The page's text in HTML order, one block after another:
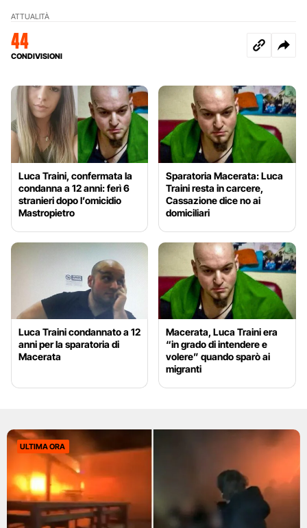
ATTUALITÀ
44
CONDIVISIONI
Luca Traini, confermata la
condanna a 12 anni: ferì 6
stranieri dopo l’omicidio
Mastropietro
Sparatoria Macerata: Luca
Traini resta in carcere,
Cassazione dice no ai
domiciliari
Luca Traini condannato a 12
anni per la sparatoria di
Macerata
Macerata, Luca Traini era
“in grado di intendere e
volere” quando sparò ai
migranti
ULTIMA ORA